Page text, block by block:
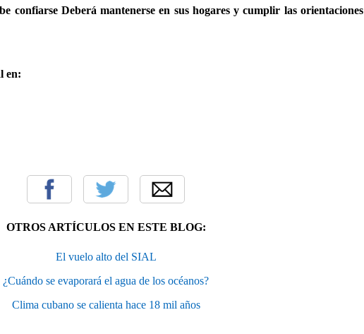
confiarse Deberá mantenerse en sus hogares y cumplir las orientaciones
material en:
OTROS ARTÍCULOS EN ESTE BLOG:
El vuelo alto del SIAL
¿Cuándo se evaporará el agua de los océanos?
Clima cubano se calienta hace 18 mil años